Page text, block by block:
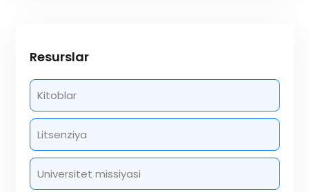
Resurslar
Kitoblar
Litsenziya
Universitet missiyasi